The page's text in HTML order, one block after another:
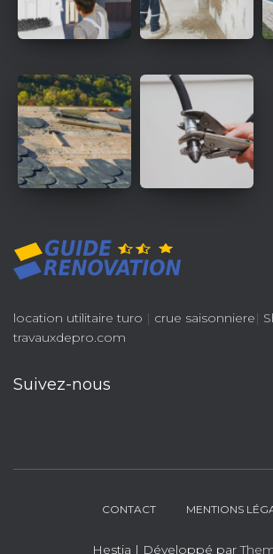
location utilitaire turo | crue saisonniere|
travauxdepro.com
Suivez-nous
CONTACT MENTIONS
Hestia | Développé par